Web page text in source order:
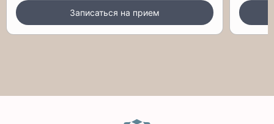
Записаться на прием